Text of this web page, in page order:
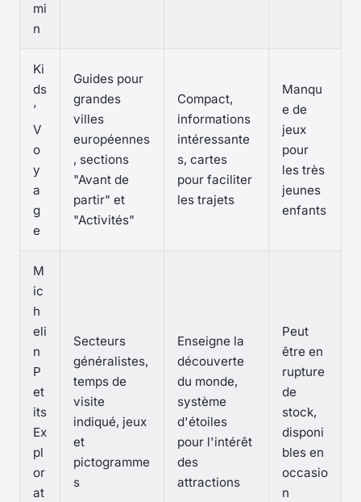
mi
n
Ki
ds
’
V
o
y
a
g
e
Guides pour
grandes
villes
européennes
, sections
"Avant de
partir" et
"Activités"
Compact,
informations
intéressante
s, cartes
pour faciliter
les trajets
Manqu
e de
jeux
pour
les très
jeunes
enfants
M
ic
h
eli
n
P
et
its
Ex
pl
or
at
Secteurs
généralistes,
temps de
visite
indiqué, jeux
et
pictogramme
s
Enseigne la
découverte
du monde,
système
d'étoiles
pour l'intérêt
des
attractions
Peut
être en
rupture
de
stock,
disponi
bles en
occasio
n